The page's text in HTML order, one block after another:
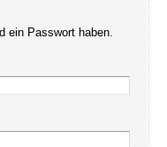
ein Passwort haben.